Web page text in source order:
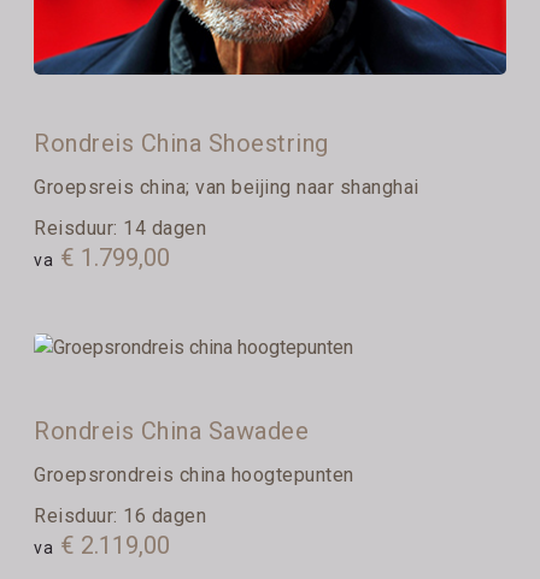
Rondreis China Shoestring
Groepsreis china; van beijing naar shanghai
Reisduur: 14 dagen
va € 1.799,00
Rondreis China Sawadee
Groepsrondreis china hoogtepunten
Reisduur: 16 dagen
va € 2.119,00